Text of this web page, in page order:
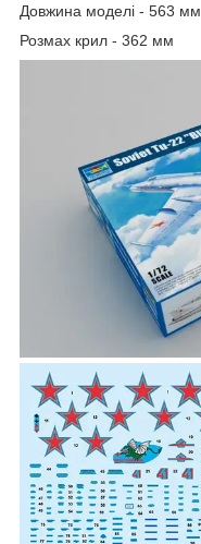
Довжина моделі - 563 мм
Розмах крил - 362 мм